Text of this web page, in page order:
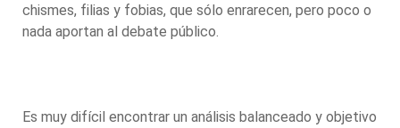
chismes, filias y fobias, que sólo enrarecen, pero poco o
nada aportan al debate público.
Es muy difícil encontrar un análisis balanceado y objetivo